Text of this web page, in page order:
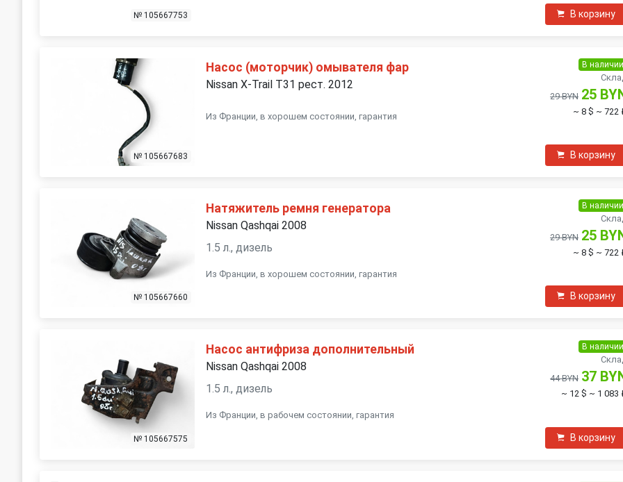
№ 105667753 В корзину
№ 105667683
Насос (моторчик) омывателя фар
Nissan X-Trail T31 рест. 2012
Из Франции, в хорошем состоянии, гарантия
В наличии
29 BYN 25
~ 8 $ ~ 722
В корзину
№ 105667660
Натяжитель ремня генератора
Nissan Qashqai 2008
1.5 л., дизель
Из Франции, в хорошем состоянии, гарантия
В наличии
29 BYN 25
~ 8 $ ~ 722
В корзину
№ 105667575
Насос антифриза дополнительный
Nissan Qashqai 2008
1.5 л., дизель
Из Франции, в рабочем состоянии, гарантия
В наличии
44 BYN 37
~ 12 $ ~ 1 083
В корзину